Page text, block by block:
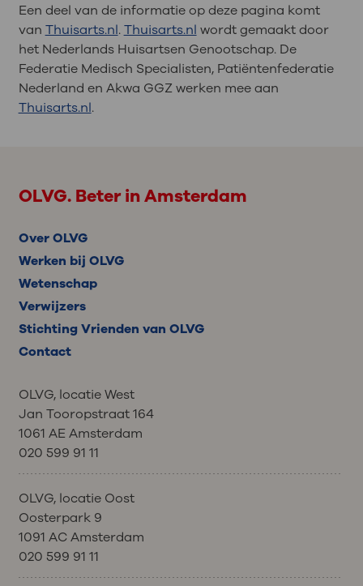
Een deel van de informatie op deze pagina komt
van Thuisarts.nl.Thuisarts.nl wordt gemaakt door
het Nederlands Huisartsen Genootschap. De
Federatie Medisch Specialisten, Patiëntenfederatie
Nederland en Akwa GGZ werken mee aan
Thuisarts.nl.
OLVG. Beter in Amsterdam
Over OLVG
Werken bij OLVG
Wetenschap
Verwijzers
Stichting Vrienden van OLVG
Contact
OLVG, locatie West
Jan Tooropstraat 164
1061 AE Amsterdam
020 599 91 11
OLVG, locatie Oost
Oosterpark 9
1091 AC Amsterdam
020 599 91 11